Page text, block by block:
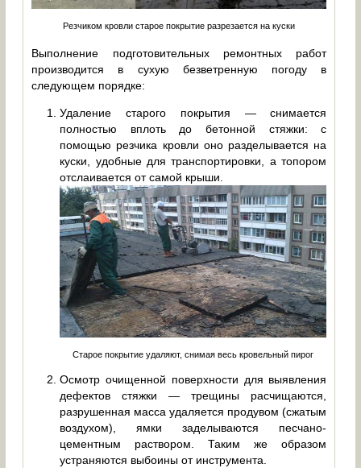
Резчиком кровли старое покрытие разрезается на куски
Выполнение подготовительных ремонтных работ
производится в сухую безветренную погоду в
следующем порядке:
Удаление старого покрытия — снимается
полностью вплоть до бетонной стяжки: с
помощью резчика кровли оно разделывается на
куски, удобные для транспортировки, а топором
отслаивается от самой крыши.
Старое покрытие удаляют, снимая весь кровельный пирог
Осмотр очищенной поверхности для выявления
дефектов стяжки — трещины расчищаются,
разрушенная масса удаляется продувом (сжатым
воздухом), ямки заделываются песчано-
цементным раствором. Таким же образом
устраняются выбоины от инструмента.